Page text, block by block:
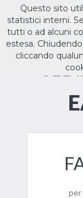
ILTUO
per
Questo sito
statistici interni.
tutti o ad alcuni
estesa.
cliccando